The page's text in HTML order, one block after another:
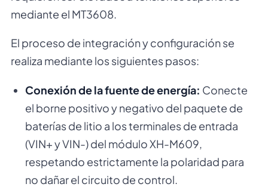
mediante el MT3608.
El proceso de integración y configuración se
realiza mediante los siguientes pasos:
Conexión de la fuente de energía: Conecte
el borne positivo y negativo del paquete de
baterías de litio a los terminales de entrada
(VIN+ y VIN-) del módulo XH-M609,
respetando estrictamente la polaridad para
no dañar el circuito de control.